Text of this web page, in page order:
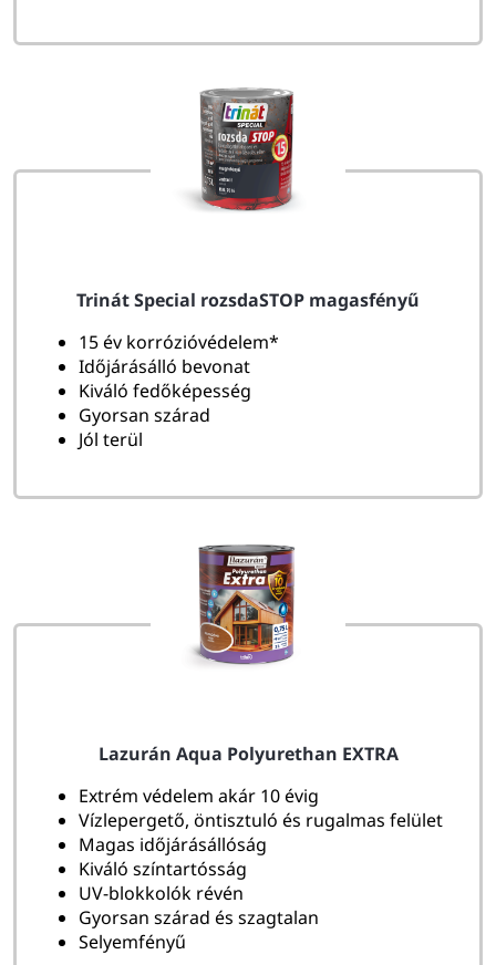
Trinát Special rozsdaSTOP magasfényű
15 év korrózióvédelem*
Időjárásálló bevonat
Kiváló fedőképesség
Gyorsan szárad
Jól terül
Lazurán Aqua Polyurethan EXTRA
Extrém védelem akár 10 évig
Vízlepergető, öntisztuló és rugalmas felület
Magas időjárásállóság
Kiváló színtartósság
UV-blokkolók révén
Gyorsan szárad és szagtalan
Selyemfényű